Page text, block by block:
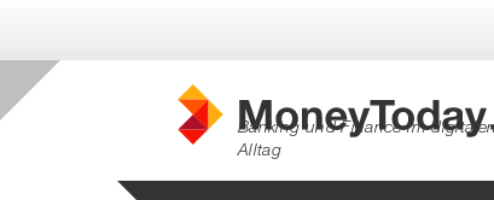
Banking und Finance im digitalen
Alltag